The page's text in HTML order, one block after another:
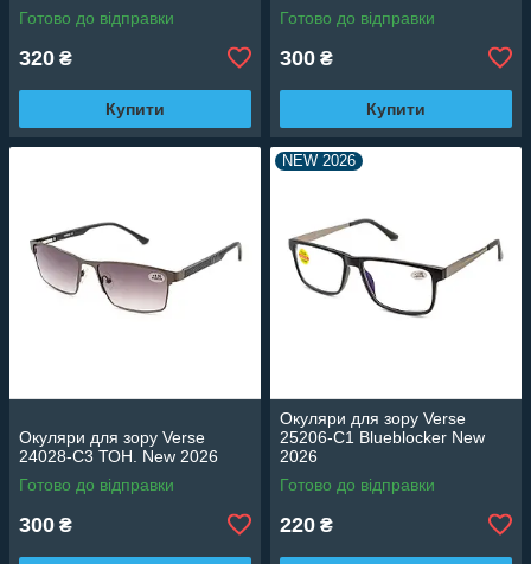
Готово до відправки
320 ₴
Купити
Готово до відправки
300 ₴
Купити
Окуляри для зору Verse
24028-C3 ТОН. New 2026
Готово до відправки
300 ₴
NEW 2026
Окуляри для зору Verse
25206-C1 Blueblocker New
2026
Готово до відправки
220 ₴